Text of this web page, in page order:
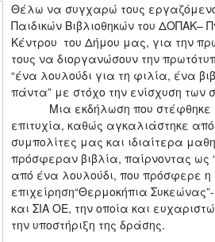
Θέλω να συγχαρώ τους
Παιδικών Βιβλιοθηκών του ΔΟΠΑΚ–
Κέντρου του Δήμου μας, για την
τους να διοργανώσουν την
“ένα λουλούδι για τη φιλία, ένα
πάντα” με στόχο την ενίσχυση των
Μια εκδήλωση που στέφθηκε
επιτυχία, καθώς αγκαλιάστηκε
συμπολίτες μας και ιδιαίτερα
πρόσφεραν βιβλία, παίρνοντας ως
από ένα λουλούδι, που πρόσφερε η
επιχείρηση“Θερμοκήπια
και ΣΙΑ ΟΕ, την οποία και
την υποστήριξη της δράσης.